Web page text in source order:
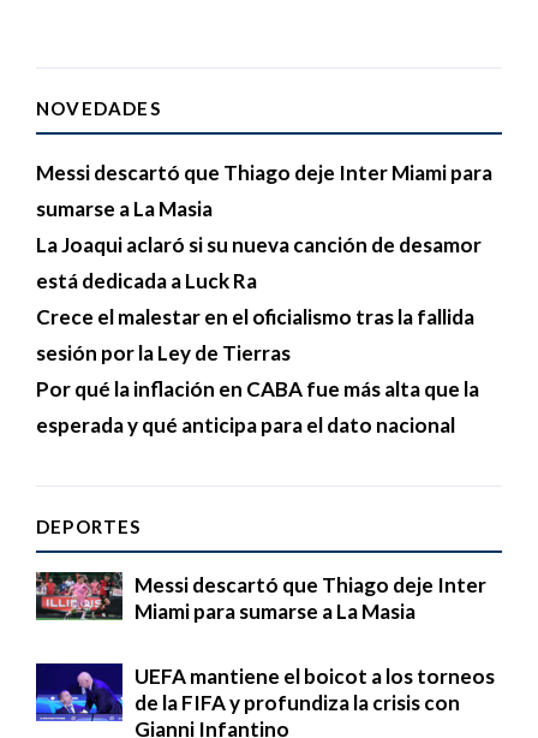
NOVEDADES
Messi descartó que Thiago deje Inter Miami para
sumarse a La Masia
La Joaqui aclaró si su nueva canción de desamor
está dedicada a Luck Ra
Crece el malestar en el oficialismo tras la fallida
sesión por la Ley de Tierras
Por qué la inflación en CABA fue más alta que la
esperada y qué anticipa para el dato nacional
DEPORTES
Messi descartó que Thiago deje Inter
Miami para sumarse a La Masia
UEFA mantiene el boicot a los torneos
de la FIFA y profundiza la crisis con
Gianni Infantino